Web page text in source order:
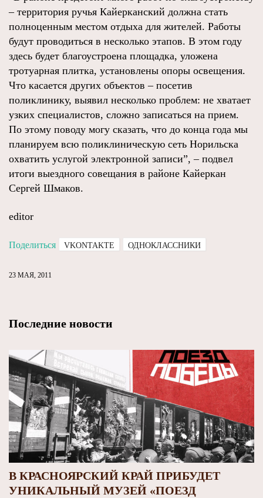
– территория ручья Кайерканский должна стать
полноценным местом отдыха для жителей. Работы
будут проводиться в несколько этапов. В этом году
здесь будет благоустроена площадка, уложена
тротуарная плитка, установлены опоры освещения.
Что касается других объектов – посетив
поликлинику, выявил несколько проблем: не хватает
узких специалистов, сложно записаться на прием.
По этому поводу могу сказать, что до конца года мы
планируем всю поликлиническую сеть Норильска
охватить услугой электронной записи”, – подвел
итоги выездного совещания в районе Кайеркан
Сергей Шмаков.
editor
Поделиться VKONTAKTE ОДНОКЛАССНИКИ
23 МАЯ, 2011
Последние новости
В КРАСНОЯРСКИЙ КРАЙ ПРИБУДЕТ
УНИКАЛЬНЫЙ МУЗЕЙ «ПОЕЗД